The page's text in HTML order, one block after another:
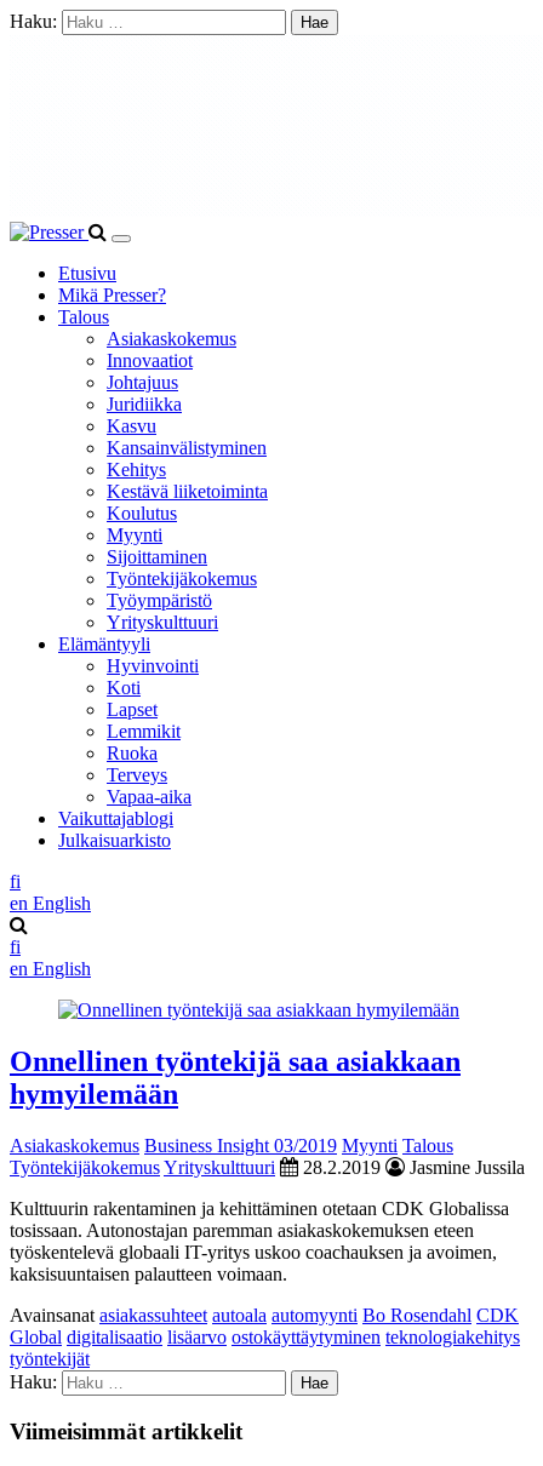
Haku:
Etusivu
Mikä Presser?
Talous
Asiakaskokemus
Innovaatiot
Johtajuus
Juridiikka
Kasvu
Kansainvälistyminen
Kehitys
Kestävä liiketoiminta
Koulutus
Myynti
Sijoittaminen
Työntekijäkokemus
Työympäristö
Yrityskulttuuri
Elämäntyyli
Hyvinvointi
Koti
Lapset
Lemmikit
Ruoka
Terveys
Vapaa-aika
Vaikuttajablogi
Julkaisuarkisto
fi
en English
fi
en English
Onnellinen työntekijä saa asiakkaan
hymyilemään
Asiakaskokemus Business Insight 03/2019 Myynti Talous
TyöntekijäkokemusYrityskulttuuri 28.2.2019
Jasmine Jussila
Kulttuurin rakentaminen ja kehittäminen otetaan CDK Globalissa
tosissaan. Autonostajan paremman asiakaskokemuksen eteen
työskentelevä globaali IT-yritys uskoo coachauksen ja avoimen,
kaksisuuntaisen palautteen voimaan.
Avainsanat asiakassuhteet autoala automyynti Bo Rosendahl CDK
Global digitalisaatio lisäarvo ostokäyttäytyminen teknologiakehitys
työntekijät
Haku:
Viimeisimmät artikkelit